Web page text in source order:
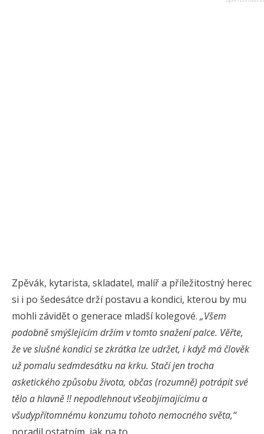
Zpěvák, kytarista, skladatel, malíř a příležitostný herec
si i po šedesátce drží postavu a kondici, kterou by mu
mohli závidět o generace mladší kolegové. „Všem
podobně smýšlejícím držím v tomto snažení palce. Věřte,
že ve slušné kondici se zkrátka lze udržet, i když má člověk
už pomalu sedmdesátku na krku. Stačí jen trocha
asketického způsobu života, občas (rozumně) potrápit své
tělo a hlavně !! nepodlehnout všeobjímajícímu a
všudypřítomnému konzumu tohoto nemocného světa,“
poradil ostatním, jak na to.